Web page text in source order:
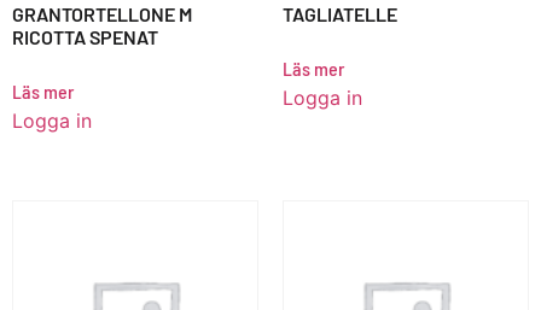
GRANTORTELLONE M
RICOTTA SPENAT
Läs mer
Logga in
TAGLIATELLE
Läs mer
Logga in